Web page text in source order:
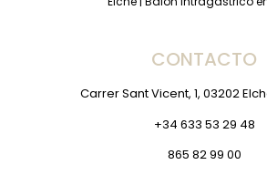
CONTACTO
Carrer Sant Vicent, 1, 03202
+34 633 53 29 48
865 82 99 00